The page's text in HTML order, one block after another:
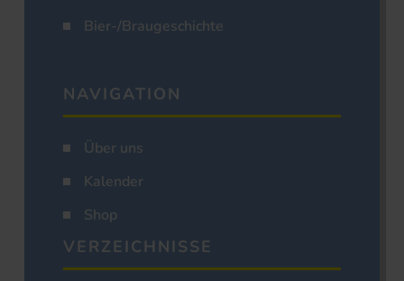
Bier-/Braugeschichte
NAVIGATION
Über uns
Kalender
Shop
VERZEICHNISSE